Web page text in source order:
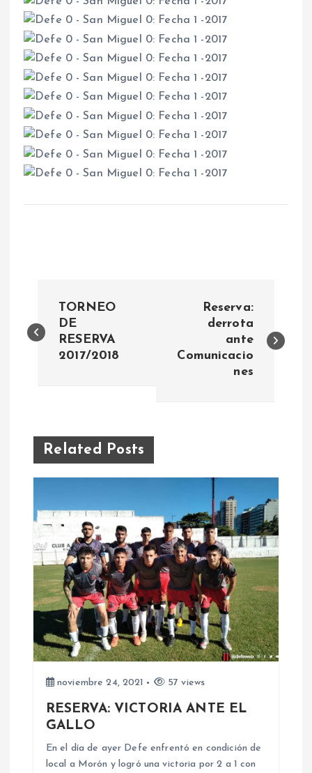
a
g
a
ó
n
d
TORNEO
DE
RESERVA
2017/2018
Reserva:
derrota
ante
Comunicacio
nes
Related Posts
noviembre 24, 2021 57 views
RESERVA: VICTORIA ANTE EL
GALLO
En el día de ayer Defe enfrentó en condición de
local a Morón y logró una victoria por 2 a 1 con